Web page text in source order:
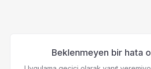
Beklenmeyen bir hata